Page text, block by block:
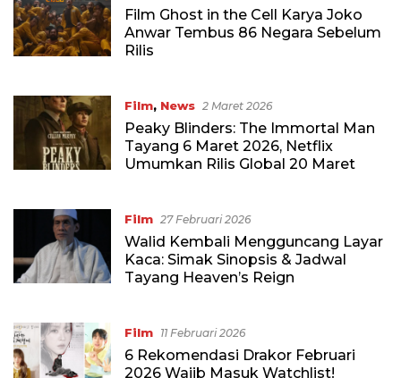
Film Ghost in the Cell Karya Joko
Anwar Tembus 86 Negara Sebelum
Rilis
Film, News 2 Maret 2026
Peaky Blinders: The Immortal Man
Tayang 6 Maret 2026, Netflix
Umumkan Rilis Global 20 Maret
Film 27 Februari 2026
Walid Kembali Mengguncang Layar
Kaca: Simak Sinopsis & Jadwal
Tayang Heaven’s Reign
Film 11 Februari 2026
6 Rekomendasi Drakor Februari
2026 Wajib Masuk Watchlist!